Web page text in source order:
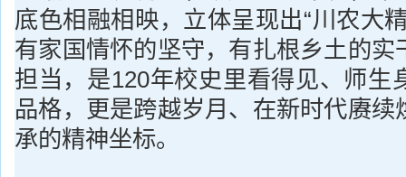
底色相融相映，立体呈现出“川农大
有家国情怀的坚守，有扎根乡土的实
担当，是120年校史里看得见、师生
品格，更是跨越岁月、在新时代赓续
承的精神坐标。